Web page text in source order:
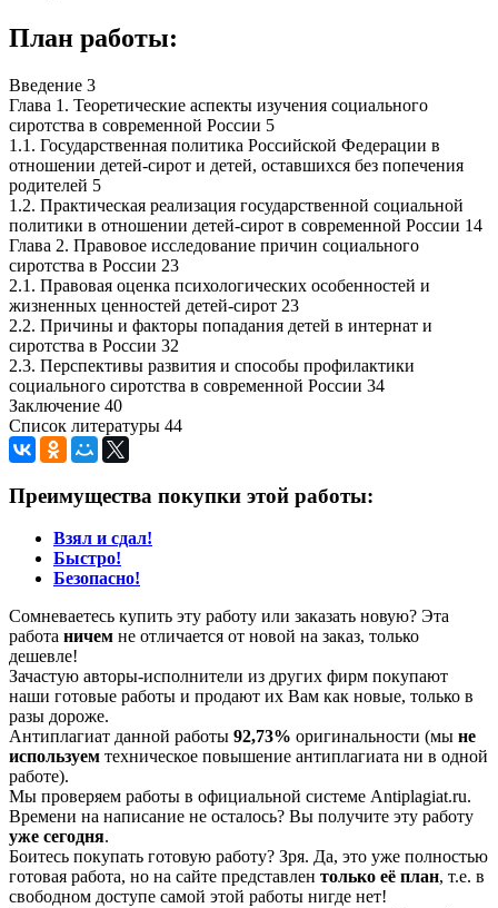
План работы:
Введение 3
Глава 1. Теоретические аспекты изучения социального
сиротства в современной России 5
1.1. Государственная политика Российской Федерации в
отношении детей-сирот и детей, оставшихся без попечения
родителей 5
1.2. Практическая реализация государственной социальной
политики в отношении детей-сирот в современной России 14
Глава 2. Правовое исследование причин социального
сиротства в России 23
2.1. Правовая оценка психологических особенностей и
жизненных ценностей детей-сирот 23
2.2. Причины и факторы попадания детей в интернат и
сиротства в России 32
2.3. Перспективы развития и способы профилактики
социального сиротства в современной России 34
Заключение 40
Список литературы 44
Преимущества покупки этой работы:
Взял и сдал!
Быстро!
Безопасно!
Сомневаетесь купить эту работу или заказать новую? Эта
работа ничем не отличается от новой на заказ, только
дешевле!
Зачастую авторы-исполнители из других фирм покупают
наши готовые работы и продают их Вам как новые, только в
разы дороже.
Антиплагиат данной работы 92,73% оригинальности (мы не
используем техническое повышение антиплагиата ни в одной
работе).
Мы проверяем работы в официальной системе Аntiplagiat.ru.
Времени на написание не осталось? Вы получите эту работу
уже сегодня.
Боитесь покупать готовую работу? Зря. Да, это уже полностью
готовая работа, но на сайте представлен только её план, т.е. в
свободном доступе самой этой работы нигде нет!